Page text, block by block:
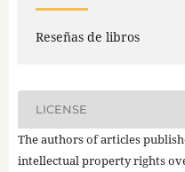
Reseñas de libros
LICENSE
The authors of articles
intellectual property rights